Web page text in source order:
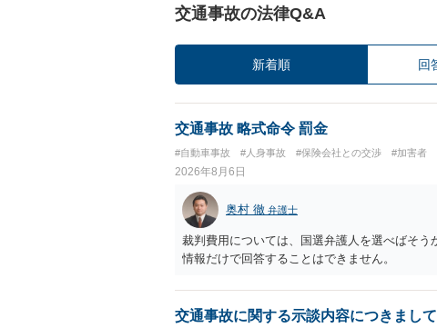
交通事故の法律Q&A
新着順 回
交通事故 略式命令 罰金
#自動車事故 #人身事故 #保険会社との交渉 #加害者
2026年8月6日
奥村 徹 弁護士
裁判費用については、国選弁護人を選べばそ
情報だけで回答することはできません。
交通事故に関する示談内容につきまして